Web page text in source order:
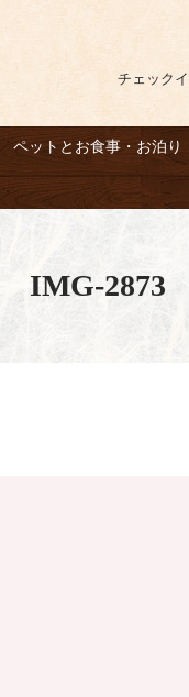
チェック
ペットとお食事・お泊り
IMG-2873